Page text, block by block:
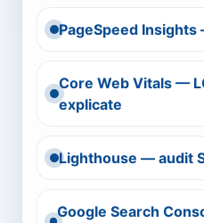
PageSpeed
Core Web Vitals —
explicate
Lighthouse — audit
Google Search